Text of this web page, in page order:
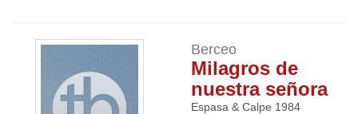
Berceo
Milagros de
nuestra señora
Espasa & Calpe 1984